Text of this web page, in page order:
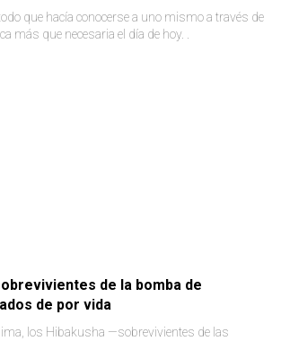
que hacía conocerse a uno mismo a través de
más que necesaria el día de hoy. .
de la bomba de
de por vida
los Hibakusha —sobrevivientes de las